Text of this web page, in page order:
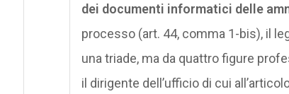
dei documenti informatici delle
processo (art. 44, comma 1-bis), il
una triade, ma da quattro figure
il dirigente dell’ufficio di cui